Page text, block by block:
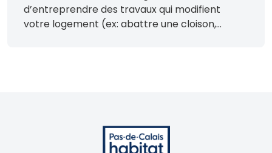
d’entreprendre des travaux qui modifient
votre logement (ex: abattre une cloison,
Certains aménagements extérieurs
(plantations, clôtures, abris de jardin, […]